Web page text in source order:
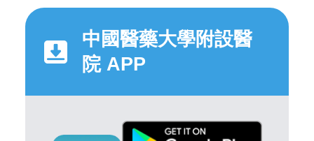
中國醫藥大學附設醫
院 APP